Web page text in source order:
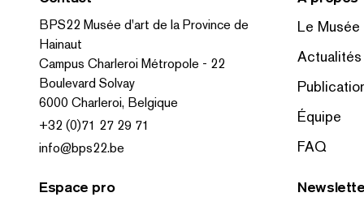
BPS22 Musée d'art de la Province de
Hainaut
Campus Charleroi Métropole - 22
Boulevard Solvay
6000 Charleroi, Belgique
+32 (0)71 27 29 71
info@bps22.be
Le Musée
Actualités
Équipe
FAQ
Espace pro